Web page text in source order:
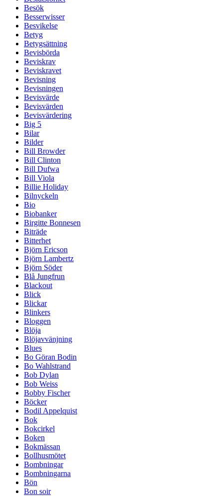
Besök
Besserwisser
Besvikelse
Betyg
Betygsättning
Bevisbörda
Beviskrav
Beviskravet
Bevisning
Bevisningen
Bevisvärde
Bevisvärden
Bevisvärdering
Big 5
Bilar
Bilder
Bill Browder
Bill Clinton
Bill Dufwa
Bill Viola
Billie Holiday
Bilnyckeln
Bio
Biobanker
Birgitte Bonnesen
Biträde
Bitterhet
Björn Ericson
Björn Lambertz
Björn Söder
Blå Jungfrun
Blackout
Blick
Blickar
Blinkers
Bloggen
Blöja
Blöjavvänjning
Blues
Bo Göran Bodin
Bo Wahlstrand
Bob Dylan
Bob Weiss
Bobby Fischer
Böcker
Bodil Appelquist
Bok
Bokcirkel
Boken
Bokmässan
Bollhusmötet
Bombningar
Bombningarna
Bön
Bon soir